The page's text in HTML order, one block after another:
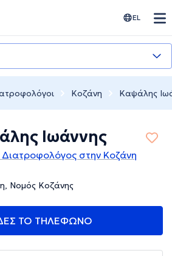
EL
Κοζάνη Καψάλης
Ιωάννης
Διατροφολόγος στην Κοζάνη
Νομός Κοζάνης
ΤΟ ΤΗΛΕΦΩΝΟ